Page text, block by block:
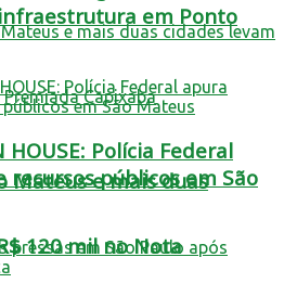
Mateus e mais duas
120 mil no Nota
em Ponto
HOUSE: Polícia Federal
recursos públicos em São